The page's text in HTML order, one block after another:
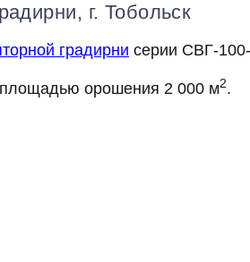
г. Тобольск
градирни серии СВГ-
орошения 2 000 м2.